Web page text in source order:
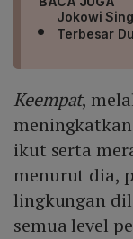
Jokowi
Terbesar
Keempat,
ikut serta
menurut dia,
lingkungan
semua level